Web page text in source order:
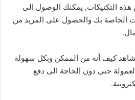
هذه التكنيكات, يمكنك الوصول الى
الخاصة بك والحصول على المزيد من
كيف أنه من الممكن وبكل سهولة
حتى دون الحاجة الى دفع